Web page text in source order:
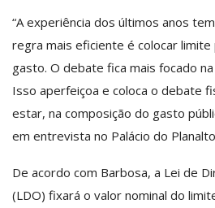
“A experiência dos últimos anos
regra mais eficiente é colocar
gasto. O debate fica mais focado
Isso aperfeiçoa e coloca o debate
estar, na composição do gasto
em entrevista no Palácio do
De acordo com Barbosa, a Lei de
(LDO) fixará o valor nominal do